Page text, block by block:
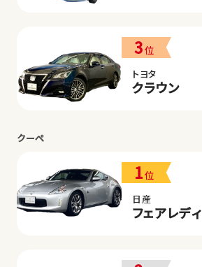
3位
トヨタ
クラウン
クーペ
1位
日産
フェアレディ